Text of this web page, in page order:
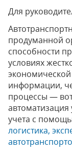
Для
продуманной
способности
условиях
информации,
процессы —
автоматизация
учета с
логистика,